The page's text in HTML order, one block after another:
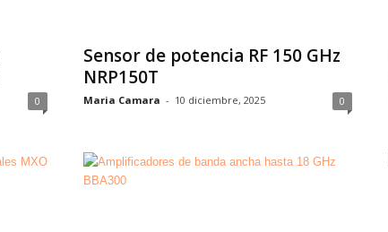
0
Sensor de potencia RF 150 GHz
NRP150T
Maria Camara - 10 diciembre, 2025 0